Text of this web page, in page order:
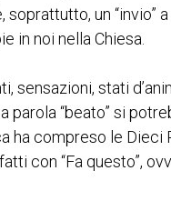
un “invio”
in noi nella Chiesa.
sensazioni, stati
parola “beato” si
ha compreso le Dieci
con “Fa questo”,